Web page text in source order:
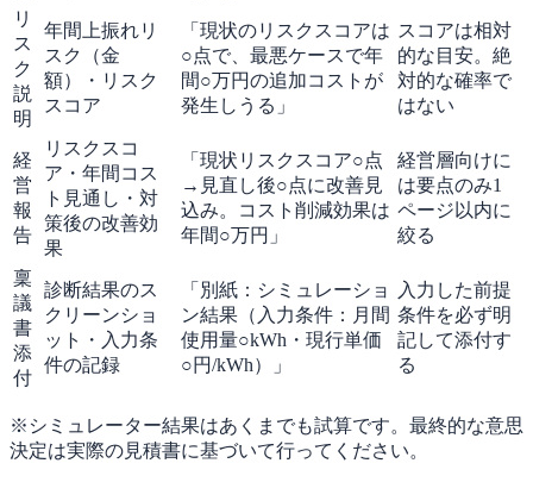
リ
ス
ク
説
明
年間上振れリ
スク（金
額）・リスク
スコア
「現状のリスクスコアは
○点で、最悪ケースで年
間○万円の追加コストが
発生しうる」
スコアは相対
的な目安。絶
対的な確率で
はない
経
営
報
告
リスクスコ
ア・年間コス
ト見通し・対
策後の改善効
果
「現状リスクスコア○点
→見直し後○点に改善見
込み。コスト削減効果は
年間○万円」
経営層向けに
は要点のみ1
ページ以内に
絞る
稟
議
書
添
付
診断結果のス
クリーンショ
ット・入力条
件の記録
「別紙：シミュレーショ
ン結果（入力条件：月間
使用量○kWh・現行単価
○円/kWh）」
入力した前提
条件を必ず明
記して添付す
る
※シミュレーター結果はあくまでも試算です。最終的な意思
決定は実際の見積書に基づいて行ってください。